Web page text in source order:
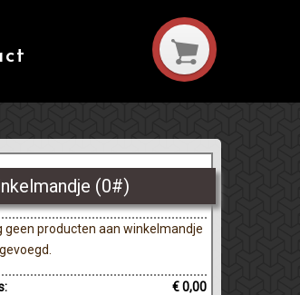
(0#)
geen producten aan winkelmandje
€ 0,00